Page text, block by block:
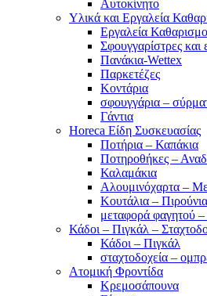
Αυτοκίνητο
Υλικά και Εργαλεία
Εργαλεία
Σφουγγαρίστρες και
Πανάκια-Wettex
Παρκετέζες
Κοντάρια
σφουγγάρια –
Γάντια
Horeca Είδη Συσκευασίας
Ποτήρια – Καπάκια
Ποτηροθήκες –
Καλαμάκια
Αλουμινόχαρτα –
Κουτάλια –
μεταφορά φαγητού
Κάδοι – Πιγκάλ –
Κάδοι – Πιγκάλ
σταχτοδοχεία –
Ατομική Φροντίδα
Κρεμοσάπουνα